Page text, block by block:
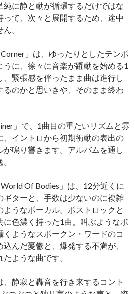
純に静と動が循環するだけではな
って、次々と展開するため、途中
。
」は、ゆったりとしたテンポ
うに、徐々に音楽が躍動を始める1
緊張感を伴ったまま曲は進行し
るのかと思いきや、そのまま終わ
」で、1曲目の重たいリズムと雰
、イントロから初期衝動の表出の
鳴り響きます。アルバムを通し
Of Bodies」は、12分近くに
ギターと、手数は少ないのに複雑
ようなボーカル。ポストロックと
に色濃く持った1曲。叫ぶようなボ
くようなスポークン・ワードのコ
んだ憂鬱と、爆発する不満が、
ような曲です。
静寂と轟音を行き来するコント